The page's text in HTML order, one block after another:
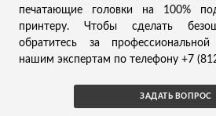
печатающие головки на 100%
принтеру. Чтобы сделать
обратитесь за
нашим экспертам по телефону +7
ЗАДАТЬ ВОПРОС